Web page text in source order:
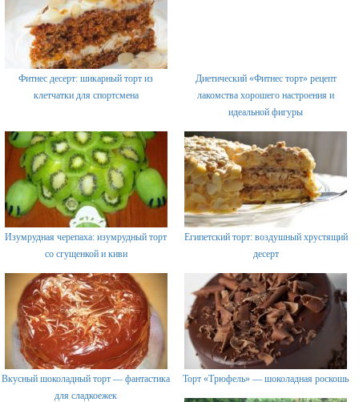
Фитнес десерт: шикарный торт из
клетчатки для спортсмена
Диетический «Фитнес торт» рецепт
лакомства хорошего настроения и
идеальной фигуры
Изумрудная черепаха: изумрудный торт
со сгущенкой и киви
Египетский торт: воздушный хрустящий
десерт
Вкусный шоколадный торт — фантастика
для сладкоежек
Торт «Трюфель» — шоколадная роскошь